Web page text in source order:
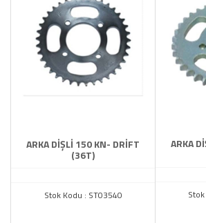
ARKA DİŞLİ 150 KN- DRİFT
(36T)
Stok Kodu : ST03540
ARKA